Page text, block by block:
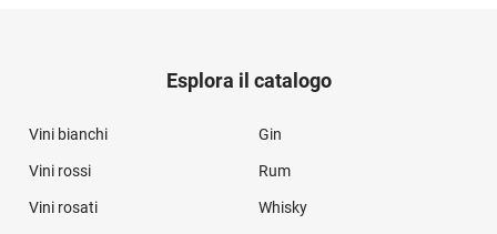
Esplora il catalogo
Vini bianchi Gin
Vini rossi Rum
Vini rosati Whisky